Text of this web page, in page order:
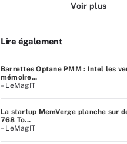
Voir plus
Lire également
Barrettes Optane PMM : Intel les
mémoire...
– LeMagIT
La startup MemVerge planche sur
768 To...
– LeMagIT